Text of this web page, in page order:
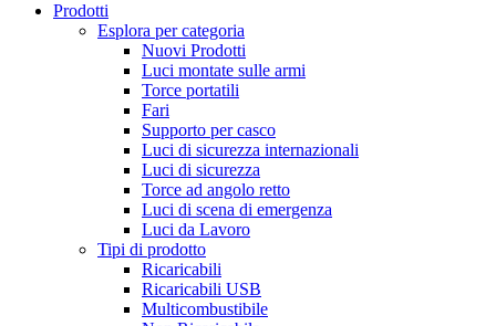
Prodotti
Esplora per categoria
Nuovi Prodotti
Luci montate sulle armi
Torce portatili
Fari
Supporto per casco
Luci di sicurezza internazionali
Luci di sicurezza
Torce ad angolo retto
Luci di scena di emergenza
Luci da Lavoro
Tipi di prodotto
Ricaricabili
Ricaricabili USB
Multicombustibile